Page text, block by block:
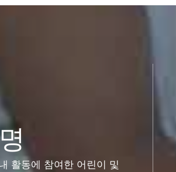
활동에 참여한 어린이 및